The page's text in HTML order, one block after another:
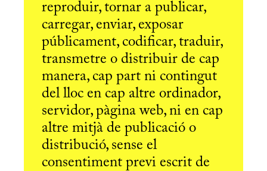
reproduir, tornar a publicar,
carregar, enviar, exposar
públicament, codificar, traduir,
transmetre o distribuir de cap
manera, cap part ni contingut
del lloc en cap altre ordinador,
servidor, pàgina web, ni en cap
altre mitjà de publicació o
distribució, sense el
consentiment previ escrit de